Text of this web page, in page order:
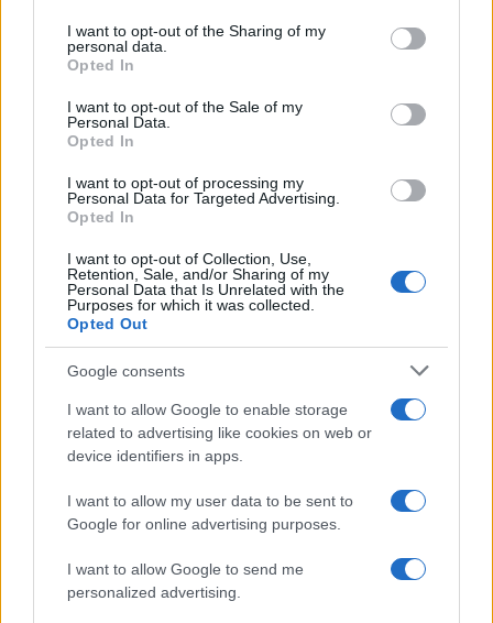
not limited to your visit or usage behaviour. You may click to
grant or deny consent to Google and its third-party tags to
use your data for below specified purposes in below Google
consent section.
I want to opt-out of the Sharing of my
personal data.
Opted In
I want to opt-out of the Sale of my
Personal Data.
Opted In
I want to opt-out of processing my
Personal Data for Targeted Advertising.
Opted In
I want to opt-out of Collection, Use,
Retention, Sale, and/or Sharing of my
Personal Data that Is Unrelated with the
Purposes for which it was collected.
Opted Out
Google consents
I want to allow Google to enable storage
related to advertising like cookies on web or
device identifiers in apps.
I want to allow my user data to be sent to
Google for online advertising purposes.
I want to allow Google to send me
personalized advertising.
Sessismo Golfo Aranci
Voi Hotels
Voi Hotels Sessismo
Inviaci le tue segnalazioni,
Su WhatsApp al numero +39
345 356 7512
Notizie in tempo reale?
GalluraOggi.it
Ricevi le nostre ultime news